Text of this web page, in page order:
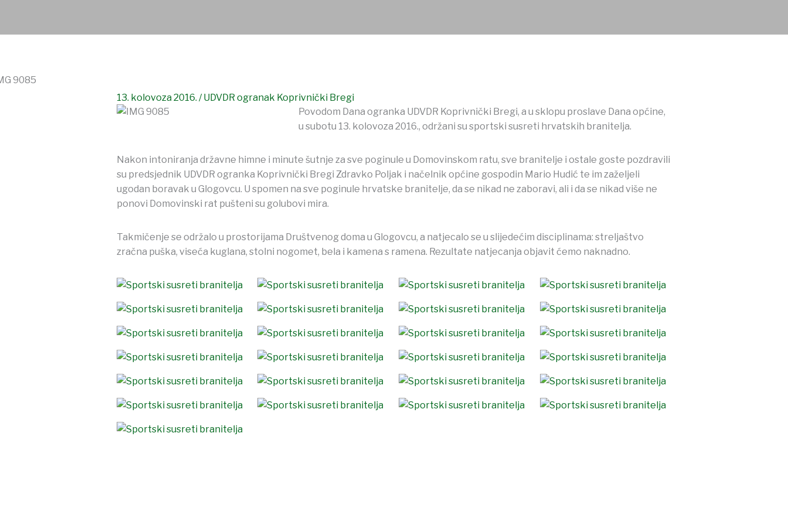
13. kolovoza 2016. /UDVDR ogranak Koprivnički Bregi
Povodom Dana ogranka UDVDR Koprivnički Bregi, a u sklopu proslave Dana općine,
u subotu 13. kolovoza 2016., održani su sportski susreti hrvatskih branitelja.
Nakon intoniranja državne himne i minute šutnje za sve poginule u Domovinskom ratu, sve branitelje i ostale goste pozdravili
su predsjednik UDVDR ogranka Koprivnički Bregi Zdravko Poljak i načelnik općine gospodin Mario Hudić te im zaželjeli
ugodan boravak u Glogovcu. U spomen na sve poginule hrvatske branitelje, da se nikad ne zaboravi, ali i da se nikad više ne
ponovi Domovinski rat pušteni su golubovi mira.
Takmičenje se održalo u prostorijama Društvenog doma u Glogovcu, a natjecalo se u slijedećim disciplinama: streljaštvo
zračna puška, viseća kuglana, stolni nogomet, bela i kamena s ramena. Rezultate natjecanja objavit ćemo naknadno.